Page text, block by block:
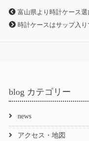
富山県より時計ケース選
時計ケースはサップ入り
blog カテゴリー
news
アクセス・地図